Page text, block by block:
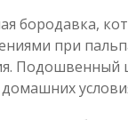
бородавка,
при
Подошвенный